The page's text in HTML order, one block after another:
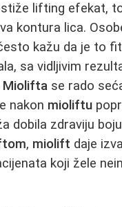
lifting efekat,
kontura lica.
kažu da je to
sa vidljivim
Miolifta se rado
nakon mioliftu
dobila zdraviju
, miolift daje
koji žele